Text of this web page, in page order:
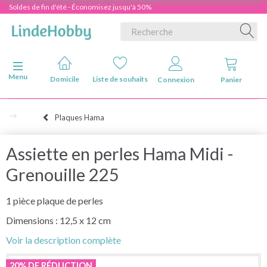
Soldes de fin d'été - Économisez jusqu'à 50%
Basculer la navigation
Menu
Domicile Liste de souhaits Connexion Panier
Plaques Hama
Assiette en perles Hama Midi -
Grenouille 225
1 pièce plaque de perles
Dimensions : 12,5 x 12 cm
Voir la description complète